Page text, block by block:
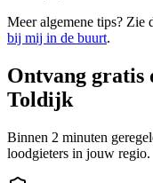
Meer algemene tips? Zie
bij mij in de buurt.
Ontvang gratis
Toldijk
Binnen 2 minuten
loodgieters in jouw regio.